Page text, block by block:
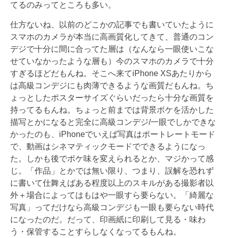
てるのみってところも多い。
仕方ないね、以前のどこかの記事でも書いていたように
スマホのカメラが本当に高画質化してきて、普通のコン
デジで十分に間に合ってた層は（なんなら一眼使いこな
せていなかったような層も）今のスマホのカメラで十分
すぎるほどだもんね。そこへ来てiPhone XSあたりから
は高級コンデジにも肉薄できるような画質だもんね。ち
ょっとしたポスターサイズぐらいだったら十分な画質を
持ってるもんね。ちょっと前までは背景ボケを活かした
描写とかになると完全に高級コンデジ/一眼でしかできな
かったのも、iPhoneでいえば写真はポートレートモード
で、動画はシネマティックモードでできるようになっ
た。しかも後でボケ味を変えられるとか、マジかって感
じ。「作品」とかでは無い限り、つまり、誤解を恐れず
に書いて仕舞えばある程度以上のスキルがある撮影者以
外＋場合によってはもはや一眼すら要らない。「綺麗な
写真」ってだけなら高級コンデジも一眼も要らない時代
になったのだ。だって、印画紙に印刷して見る・味わ
う・保管することすらしなくなってるもんね。